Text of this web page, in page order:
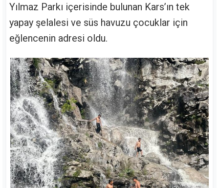
Yılmaz Parkı içerisinde bulunan Kars’ın tek
yapay şelalesi ve süs havuzu çocuklar için
eğlencenin adresi oldu.